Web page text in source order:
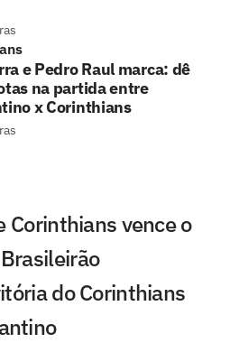
e Pedro Raul marca: dê
na partida entre
x Corinthians
Corinthians vence o
do Corinthians